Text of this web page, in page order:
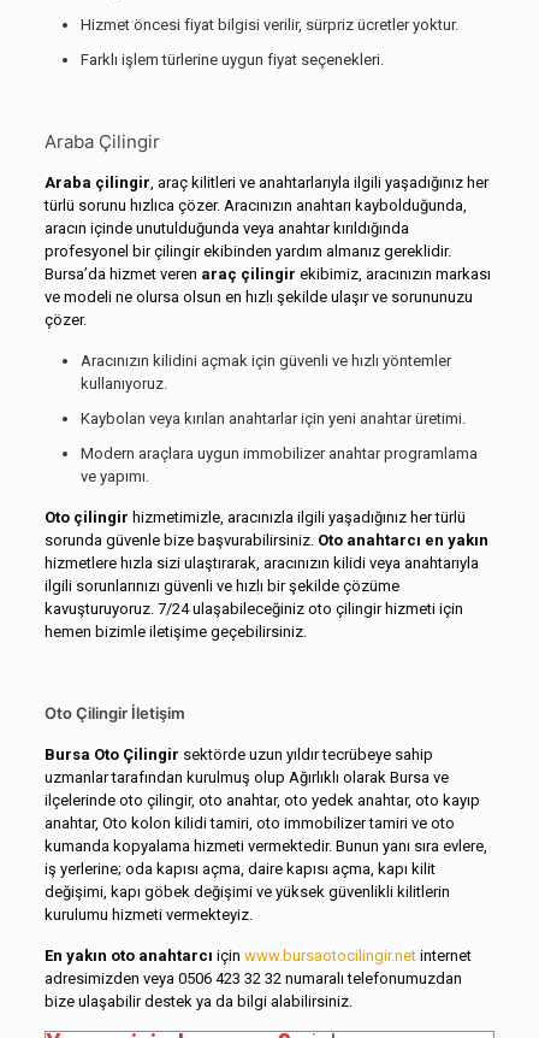
Hizmet öncesi fiyat bilgisi verilir, sürpriz ücretler yoktur.
Farklı işlem türlerine uygun fiyat seçenekleri.
Araba Çilingir
Araba çilingir , araç kilitleri ve anahtarlarıyla ilgili yaşadığınız her
türlü sorunu hızlıca çözer. Aracınızın anahtarı kaybolduğunda,
aracın içinde unutulduğunda veya anahtar kırıldığında
profesyonel bir çilingir ekibinden yardım almanız gereklidir.
Bursa’da hizmet veren araç çilingir ekibimiz, aracınızın markası
ve modeli ne olursa olsun en hızlı şekilde ulaşır ve sorununuzu
çözer.
Aracınızın kilidini açmak için güvenli ve hızlı yöntemler
kullanıyoruz.
Kaybolan veya kırılan anahtarlar için yeni anahtar üretimi.
Modern araçlara uygun immobilizer anahtar programlama
ve yapımı.
Oto çilingir hizmetimizle, aracınızla ilgili yaşadığınız her türlü
sorunda güvenle bize başvurabilirsiniz. Oto anahtarcı en yakın
hizmetlere hızla sizi ulaştırarak, aracınızın kilidi veya anahtarıyla
ilgili sorunlarınızı güvenli ve hızlı bir şekilde çözüme
kavuşturuyoruz. 7/24 ulaşabileceğiniz oto çilingir hizmeti için
hemen bizimle iletişime geçebilirsiniz.
Oto Çilingir İletişim
Bursa Oto Çilingir sektörde uzun yıldır tecrübeye sahip
uzmanlar tarafından kurulmuş olup Ağırlıklı olarak Bursa ve
ilçelerinde oto çilingir, oto anahtar, oto yedek anahtar, oto kayıp
anahtar, Oto kolon kilidi tamiri, oto immobilizer tamiri ve oto
kumanda kopyalama hizmeti vermektedir. Bunun yanı sıra evlere,
iş yerlerine; oda kapısı açma, daire kapısı açma, kapı kilit
değişimi, kapı göbek değişimi ve yüksek güvenlikli kilitlerin
kurulumu hizmeti vermekteyiz.
En yakın oto anahtarcı için www.bursaotocilingir.netinternet
adresimizden veya 0506 423 32 32 numaralı telefonumuzdan
bize ulaşabilir destek ya da bilgi alabilirsiniz.